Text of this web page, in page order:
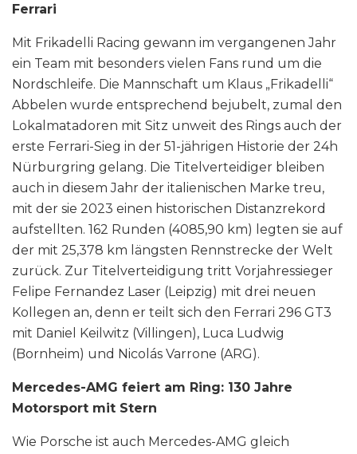
Ferrari
Mit Frikadelli Racing gewann im vergangenen Jahr
ein Team mit besonders vielen Fans rund um die
Nordschleife. Die Mannschaft um Klaus „Frikadelli“
Abbelen wurde entsprechend bejubelt, zumal den
Lokalmatadoren mit Sitz unweit des Rings auch der
erste Ferrari-Sieg in der 51-jährigen Historie der 24h
Nürburgring gelang. Die Titelverteidiger bleiben
auch in diesem Jahr der italienischen Marke treu,
mit der sie 2023 einen historischen Distanzrekord
aufstellten. 162 Runden (4085,90 km) legten sie auf
der mit 25,378 km längsten Rennstrecke der Welt
zurück. Zur Titelverteidigung tritt Vorjahressieger
Felipe Fernandez Laser (Leipzig) mit drei neuen
Kollegen an, denn er teilt sich den Ferrari 296 GT3
mit Daniel Keilwitz (Villingen), Luca Ludwig
(Bornheim) und Nicolás Varrone (ARG).
Mercedes-AMG feiert am Ring: 130 Jahre
Motorsport mit Stern
Wie Porsche ist auch Mercedes-AMG gleich